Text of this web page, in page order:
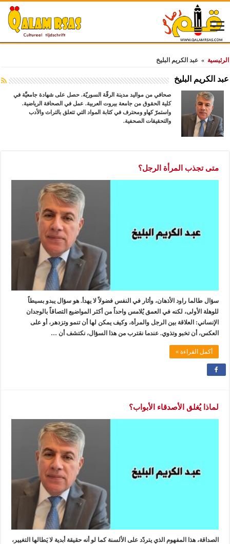
الرئيسية » عبد الكريم البليخ
عبد الكريم البليخ
صحافي من مواليد مدينة الرقّة السوريّة. حصل على شهادة جامعيَّة في
كلية الحقوق من جامعة بيروت العربية. عمل في الصحافة الرياضية.
واستمرّ كهاو ومحترف في كتابة المواد التي تتعلق بالتراث والأدب
والتحقيقات الصحفية.
متى تجذب المرأة الرجل؟
سؤال طالما راود الأذهان، وأثار في النفس فضولاً لا يهدأ. هو سؤال يبدو بسيطاً
للوهلة الأولى، لكنه في العمق يُلامس واحداً من أكثر المواضيع التصاقاً بالوجدان
الإنساني: العلاقة بين الرجل والمرأة، وكيف يمكن لها أن تنمو وتزدهر، أو على
العكس، أن تخبو وتذوي. عندما نقترب من هذا السؤال، نكتشف أن …
أكمل القراءة »
لماذا يُغلق الأصدقاء الأبواب؟
الصداقة، هذا المفهوم الذي يتردّد على الألسنة كما لو أنه حقيقة أبدية لا يَطالها التغيير،